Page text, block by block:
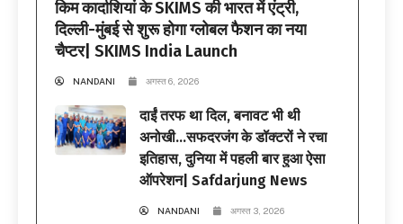
किम कार्दाशियां के SKIMS की भारत में एंट्री,
दिल्ली-मुंबई से शुरू होगा ग्लोबल फैशन का नया
चैप्टर| SKIMS India Launch
NANDANI अगस्त 6, 2026
दाईं तरफ था दिल, बनावट भी थी
अनोखी…सफदरजंग के डॉक्टरों ने रचा
इतिहास, दुनिया में पहली बार हुआ ऐसा
ऑपरेशन| Safdarjung News
NANDANI अगस्त 3, 2026